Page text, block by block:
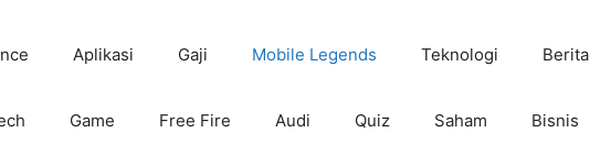
Aplikasi Gaji Mobile Legends Teknologi Berita
Game Free Fire Audi Quiz Saham Bisnis